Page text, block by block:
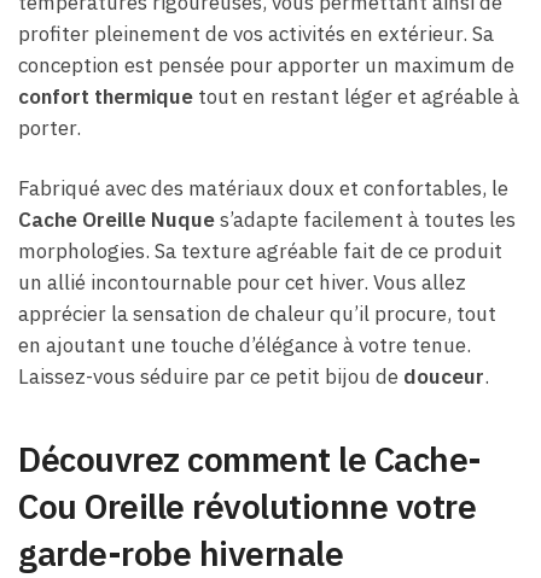
profiter pleinement de vos activités en extérieur. Sa
conception est pensée pour apporter un maximum de
confort thermique tout en restant léger et agréable à
porter.
Fabriqué avec des matériaux doux et confortables, le
Cache Oreille Nuques’adapte facilement à toutes les
morphologies. Sa texture agréable fait de ce produit
un allié incontournable pour cet hiver. Vous allez
apprécier la sensation de chaleur qu’il procure, tout
en ajoutant une touche d’élégance à votre tenue.
Laissez-vous séduire par ce petit bijou de douceur.
Découvrez comment le Cache-
Cou Oreille révolutionne votre
garde-robe hivernale